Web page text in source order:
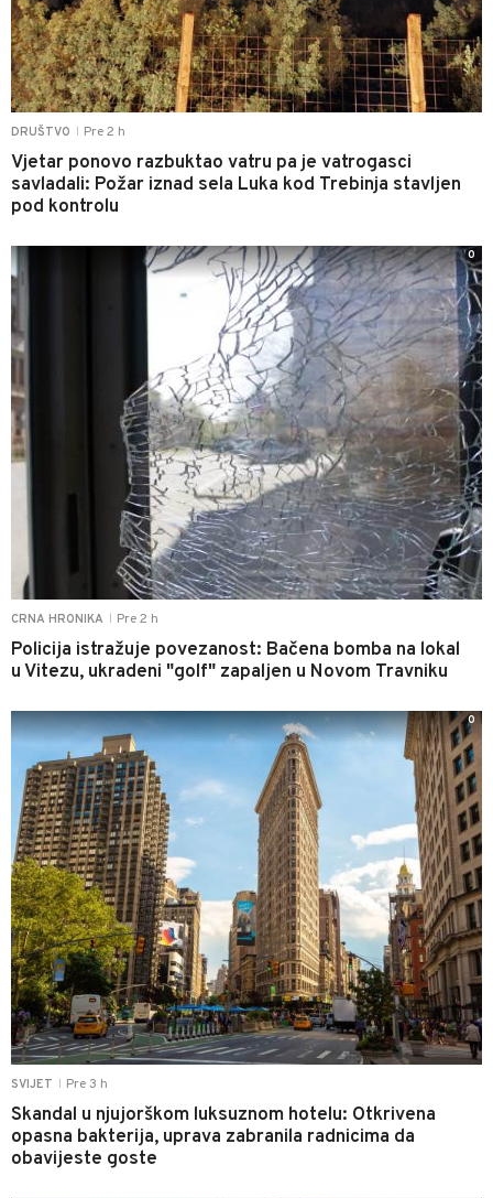
DRUŠTVO Pre 2 h
Vjetar ponovo razbuktao vatru pa je vatrogasci
savladali: Požar iznad sela Luka kod Trebinja stavljen
pod kontrolu
CRNA HRONIKA Pre 2 h
Policija istražuje povezanost: Bačena bomba na lokal
u Vitezu, ukradeni "golf" zapaljen u Novom Travniku
0
SVIJET Pre 3 h
Skandal u njujorškom luksuznom hotelu: Otkrivena
opasna bakterija, uprava zabranila radnicima da
obavijeste goste
0